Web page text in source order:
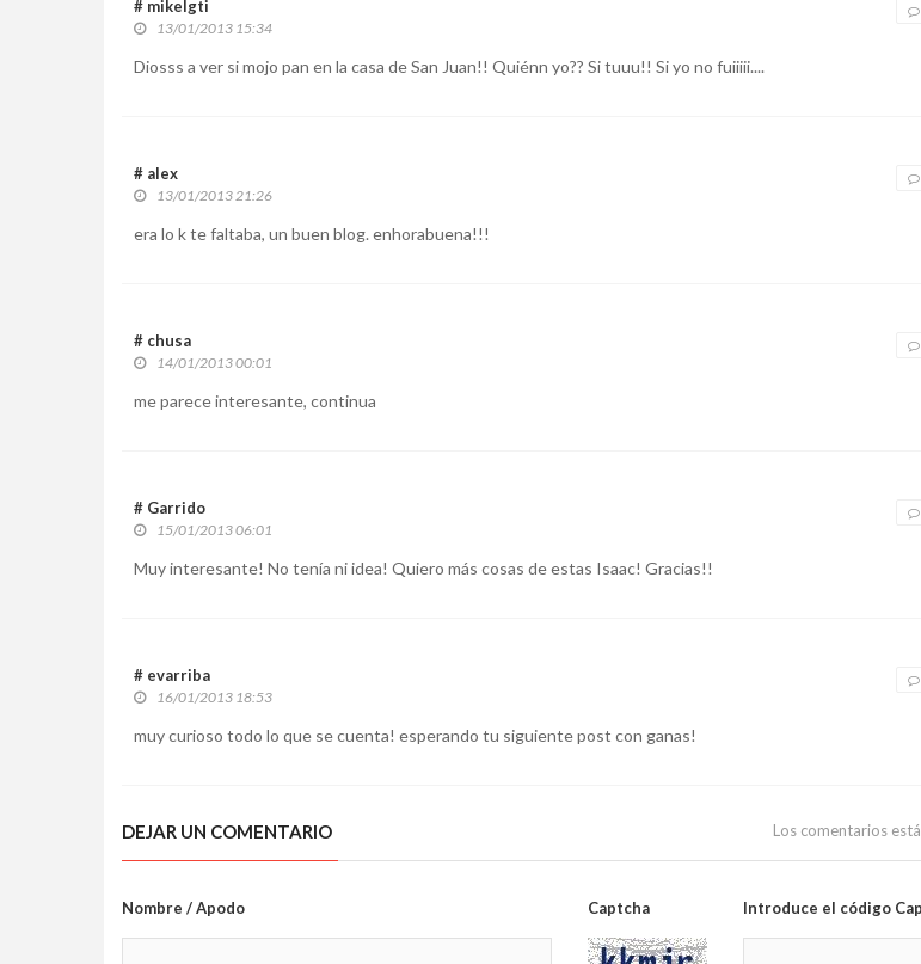
# mikelgti
13/01/2013 15:34
Diosss a ver si mojo pan en la casa de San Juan!! Quiénn yo?? Si tuuu!! Si yo no fuiiiii....
# alex
13/01/2013 21:26
era lo k te faltaba, un buen blog. enhorabuena!!!
# chusa
14/01/2013 00:01
me parece interesante, continua
# Garrido
15/01/2013 06:01
Muy interesante! No tenía ni idea! Quiero más cosas de estas Isaac! Gracias!!
# evarriba
16/01/2013 18:53
muy curioso todo lo que se cuenta! esperando tu siguiente post con ganas!
DEJAR UN COMENTARIO Los comentarios
Nombre / Apodo Captcha Introduce el código